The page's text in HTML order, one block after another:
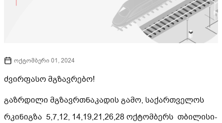
ოქტომბერი 01, 2024
ძვირფასო მგზავრებო!
გაზრდილი მგზავრთნაკადის გამო, საქართველოს
რკინიგზა 5,7,12, 14,19,21,26,28 ოქტომბერს თბილისი-